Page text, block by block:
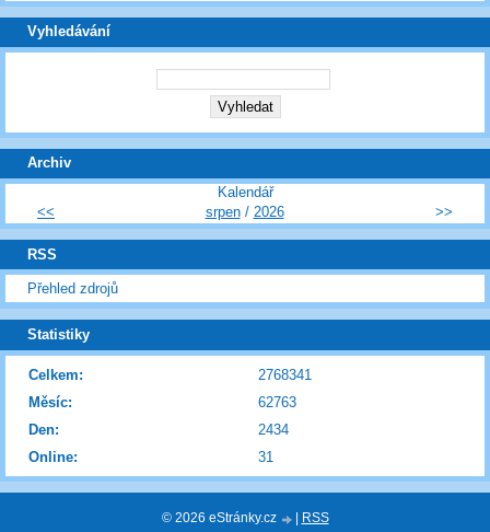
Vyhledávání
Archiv
Kalendář
<<
srpen/ 2026 >>
RSS
Přehled zdrojů
Statistiky
Online: 31
Celkem:
2768341
Měsíc:
62763
Den:
2434
© 2026 eStránky.cz RSS